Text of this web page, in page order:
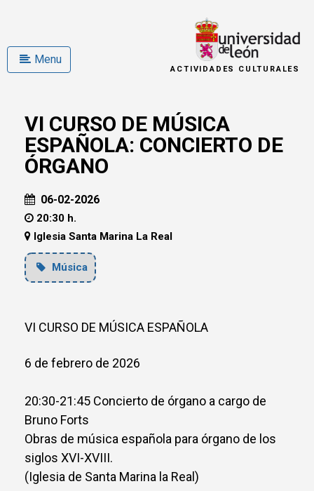
Menu
ACTIVIDADES CULTURALES
VI CURSO DE MÚSICA
ESPAÑOLA: CONCIERTO DE
ÓRGANO
06-02-2026
20:30 h.
Iglesia Santa Marina La Real
Música
VI CURSO DE MÚSICA ESPAÑOLA
6 de febrero de 2026
20:30-21:45 Concierto de órgano a cargo de
Bruno Forts
Obras de música española para órgano de los
siglos XVI-XVIII.
(Iglesia de Santa Marina la Real)